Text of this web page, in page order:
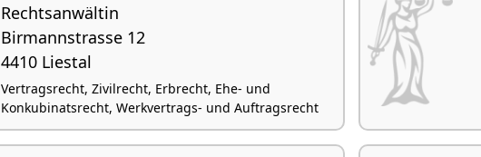
Rechtsanwältin
Birmannstrasse 12
4410 Liestal
Vertragsrecht, Zivilrecht, Erbrecht, Ehe- und
Konkubinatsrecht, Werkvertrags- und Auftragsrecht